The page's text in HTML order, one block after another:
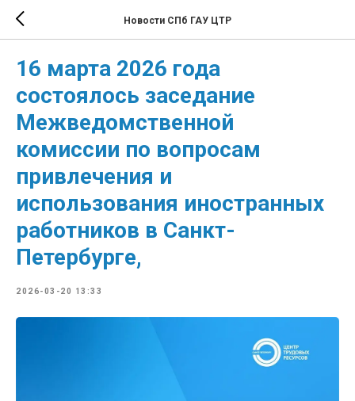
Новости СПб ГАУ ЦТР
16 марта 2026 года
состоялось заседание
Межведомственной
комиссии по вопросам
привлечения и
использования иностранных
работников в Санкт-
Петербурге,
2026-03-20 13:33